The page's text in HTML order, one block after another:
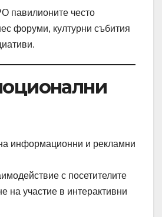
павилионите често
форуми, културни събития
информационни и рекламни
с посетителите
на участие в интерактивни